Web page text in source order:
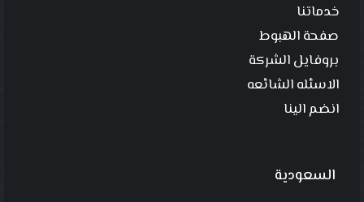
خدماتنا
صفحة الهبوط
بروفايل الشركة
الاسئله الشائعه
انضم الينا
السعودية